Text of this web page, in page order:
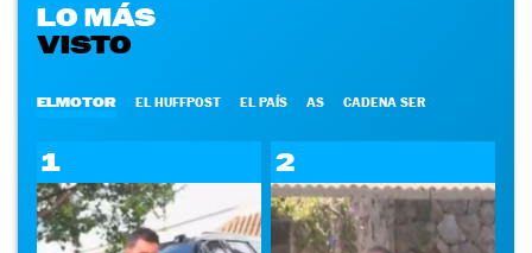
LO MÁS
VISTO
ELMOTOR EL HUFFPOST EL PAÍS AS CADENA SER
1 2